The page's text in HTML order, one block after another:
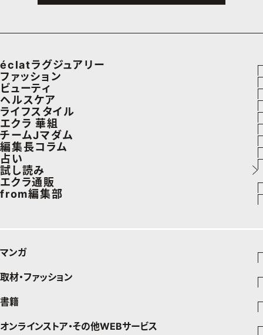
éclatラグジュアリー
ラグジュアリーTOPICS
NEOエグゼスタイル
ファッション
ファッションTOPICS
8月の毎日コーデ
50代なに着てる？
ファッション特集
ビューティ
ヘアスタイル・ヘアケア
エイジングケア
メイク
50代ベストコスメ
ヘルスケア
ヘルスケアTOPICS
更年期
ストレッチ・エクササイズ
ダイエット
ライフスタイル
車・家電
ゴルフ
住まい
旅行＆グルメ
エクラ 華組
エクラ 華組メンバー一覧
エクラ 華組ランキング
チームJマダム
ファッション
ビューティ
旅行
インテリア
料理
チームJマダムメンバー一覧
編集長コラム
あら、素敵☆ 手帖
占い
イヴルルド遙華の12星座占い
スペシャル占い
試し読み
エクラ通販
デジタルカタログ
from編集部
マンガ
少年マンガ
Vジャンプ
青年マンガ
少年ジャンプ+
少女マンガ
取材・ファッション
ファッション・美容
Seventeen
芸能・情報・スポーツ
書籍
文芸・文庫・総合
オンラインストア・その他WEBサービス